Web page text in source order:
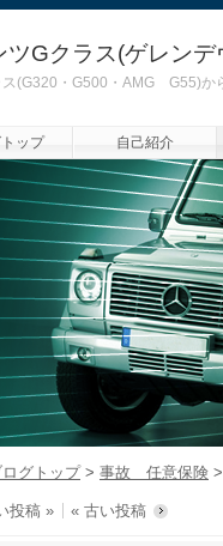
ツGクラス(ゲレン
ス(G320・G500・AMG G55)か
ップ 自己紹介
ログトップ> 事故 任意保険 >
投稿 » « 古い投稿